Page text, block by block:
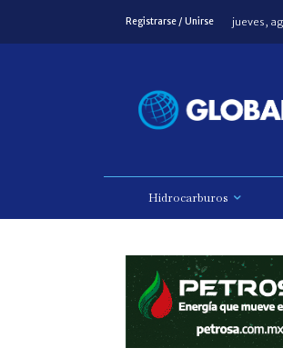
Registrarse / Unirse jueves,
Hidrocarburos